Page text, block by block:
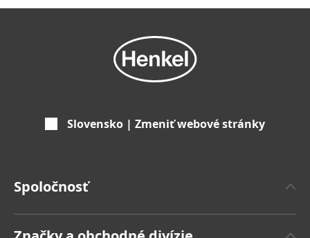
Slovensko | Zmeniť webové stránky
Spoločnosť